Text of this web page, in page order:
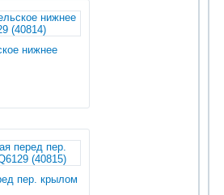
нижнее
пер. крылом